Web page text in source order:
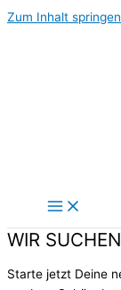
Zum Inhalt springen
WIR
Starte jetzt Deine